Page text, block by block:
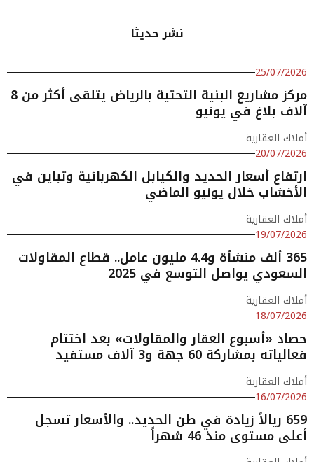
نشر حديثا
25/07/2026
مركز مشاريع البنية التحتية بالرياض يتلقى أكثر من 8
آلاف بلاغ في يونيو
أملاك العقارية
20/07/2026
ارتفاع أسعار الحديد والكيابل الكهربائية وتباين في
الأخشاب خلال يونيو الماضي
أملاك العقارية
19/07/2026
365 ألف منشأة و4.4 مليون عامل.. قطاع المقاولات
السعودي يواصل التوسع في 2025
أملاك العقارية
18/07/2026
حصاد «أسبوع العقار والمقاولات» بعد اختتام
فعالياته بمشاركة 60 جهة و3 آلاف مستفيد
أملاك العقارية
16/07/2026
659 ريالاً زيادة في طن الحديد.. والأسعار تسجل
أعلى مستوى منذ 46 شهراً